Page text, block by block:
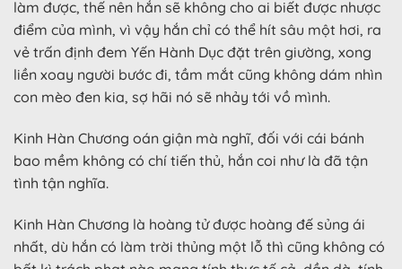
làm được, thế nên hắn sẽ không cho ai biết được nhược
điểm của mình, vì vậy hắn chỉ có thể hít sâu một hơi, ra
vẻ trấn định đem Yến Hành Dục đặt trên giường, xong
liền xoay người bước đi, tầm mắt cũng không dám nhìn
con mèo đen kia, sợ hãi nó sẽ nhảy tới vồ mình.
Kinh Hàn Chương oán giận mà nghĩ, đối với cái bánh
bao mềm không có chí tiến thủ, hắn coi như là đã tận
tình tận nghĩa.
Kinh Hàn Chương là hoàng tử được hoàng đế sủng ái
nhất, dù hắn có làm trời thủng một lỗ thì cũng không có